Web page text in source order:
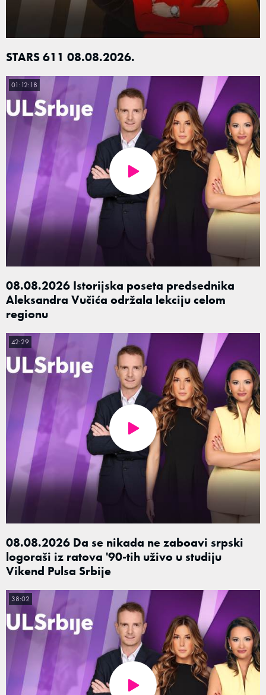
STARS 611 08.08.2026.
08.08.2026 Istorijska poseta predsednika
Aleksandra Vučića održala lekciju celom
regionu
01:12:18
08.08.2026 Da se nikada ne zaboavi srpski
logoraši iz ratova '90-tih uživo u studiju
Vikend Pulsa Srbije
42:29
38:02